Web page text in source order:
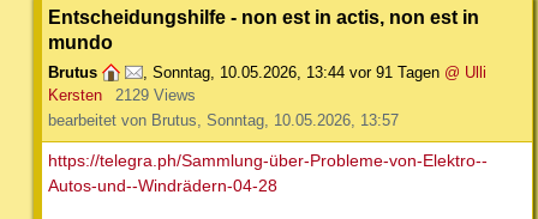
Entscheidungshilfe - non est in actis, non est in
mundo
Brutus , Sonntag, 10.05.2026, 13:44 vor 91 Tagen @ Ulli
Kersten
2129 Views
bearbeitet von Brutus, Sonntag, 10.05.2026, 13:57
https://telegra.ph/Sammlung-über-Probleme-von-Elektro--
Autos-und--Windrädern-04-28